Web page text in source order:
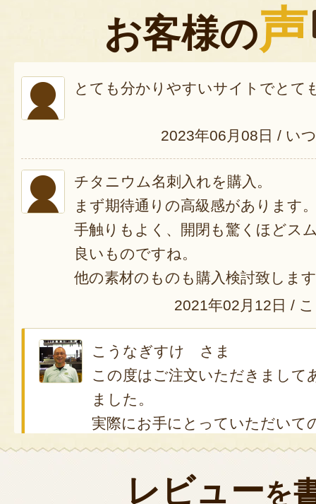
お客様の声
とても分かりやすいサイトでとて
2023年06月08日 / い
チタニウム名刺入れを購入。
まず期待通りの高級感があります
手触りもよく、開閉も驚くほどス
良いものですね。
他の素材のものも購入検討致しま
2021年02月12日 /
こうなぎすけ さま
この度はご注文いただきまして
ました。
実際にお手にとっていただいて
して
私たちも大変嬉しく思います。
末長くご愛用いただけますと幸
レビューを